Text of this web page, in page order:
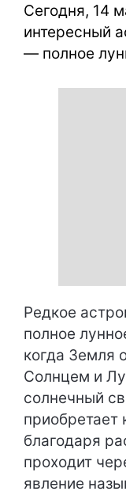
Сегодня, 14
интересный
— полное
Редкое
полное
когда Земля
Солнцем и
солнечный
приобретает
благодаря
проходит
явление